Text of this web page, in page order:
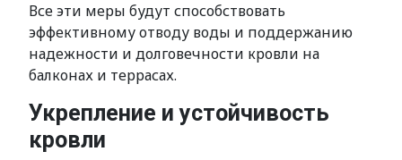
Все эти меры будут способствовать
эффективному отводу воды и поддержанию
надежности и долговечности кровли на
балконах и террасах.
Укрепление и устойчивость
кровли